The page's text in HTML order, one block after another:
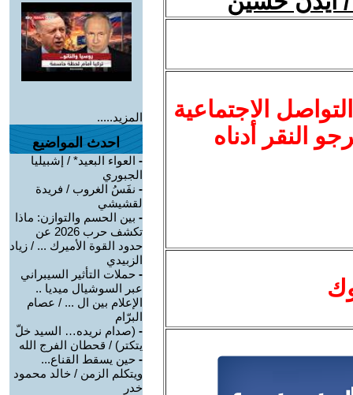
الاجتماعية
النقر أدناه
المزيد.....
احدث المواضيع
- العواء البعيد* / إشبيليا
الجبوري
- نفَسُ الغروب / فريدة
لقشيشي
- بين الحسم والتوازن: ماذا
تكشف حرب 2026 عن
حدود القوة الأميرك ... / زياد
الزبيدي
- حملات التأثير السيبراني
عبر السوشيال ميديا ..
الإعلام بين ال ... / عصام
البرّام
- (صدام نريده… السيد خلّ
يتكتر) / قحطان الفرج الله
- حين يسقط القناع...
ويتكلم الزمن / خالد محمود
خدر